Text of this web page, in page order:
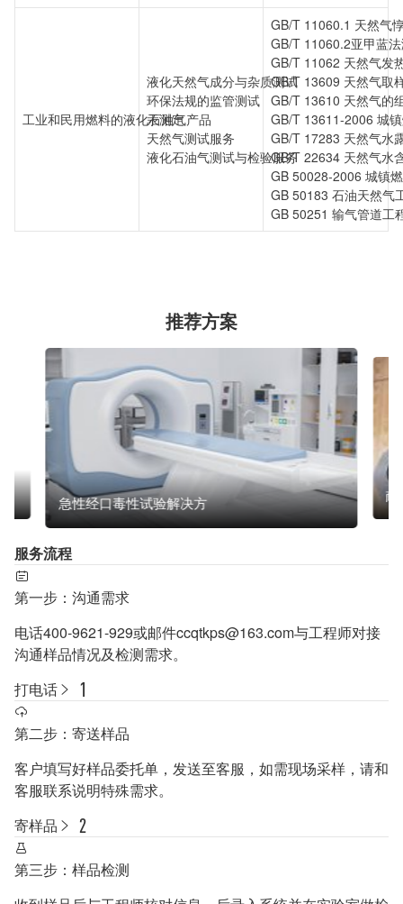
工业和民用燃料的液化石油气产品
液化天然气成分与杂质测试
环保法规的监管测试
汞测定
天然气测试服务
液化石油气测试与检验服务
GB/T 11060.1 天然气
GB/T 11060.2亚甲蓝
GB/T 11062 天然气发
GB/T 13609 天然气取
GB/T 13610 天然气的
GB/T 13611-2006 城
GB/T 17283 天然气水
GB/T 22634 天然气水
GB 50028-2006 城镇
GB 50183 石油天然气
GB 50251 输气管道工
推荐方案
急性经口毒性试验解决方 耐
服务流程
第一步：沟通需求
电话400-9621-929或邮件ccqtkps@163.com与工程师对接
沟通样品情况及检测需求。
打电话
第二步：寄送样品
客户填写好样品委托单，发送至客服，如需现场采样，请和
客服联系说明特殊需求。
寄样品
第三步：样品检测